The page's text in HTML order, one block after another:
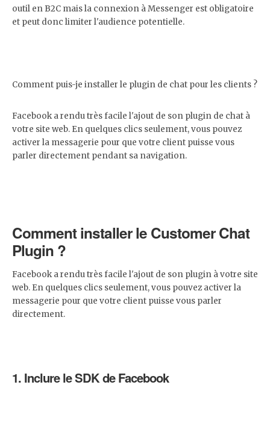
outil en B2C mais la connexion à Messenger est obligatoire
et peut donc limiter l'audience potentielle.
Comment puis-je installer le plugin de chat pour les clients ?
Facebook a rendu très facile l'ajout de son plugin de chat à
votre site web. En quelques clics seulement, vous pouvez
activer la messagerie pour que votre client puisse vous
parler directement pendant sa navigation.
Comment installer le Customer Chat
Plugin ?
Facebook a rendu très facile l'ajout de son plugin à votre site
web. En quelques clics seulement, vous pouvez activer la
messagerie pour que votre client puisse vous parler
directement.
1. Inclure le SDK de Facebook